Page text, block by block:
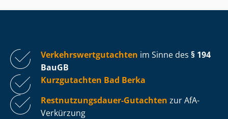
Ver­kehrs­wert­gut­ach­ten im Sinne des § 194
BauGB
Kurzgutachten Bad Berka
Rest­nut­zungs­dau­er-Gutachten zur AfA-
Verkürzung